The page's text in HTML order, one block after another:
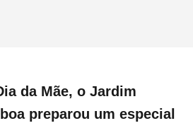
da Mãe, o Jardim
preparou um especial